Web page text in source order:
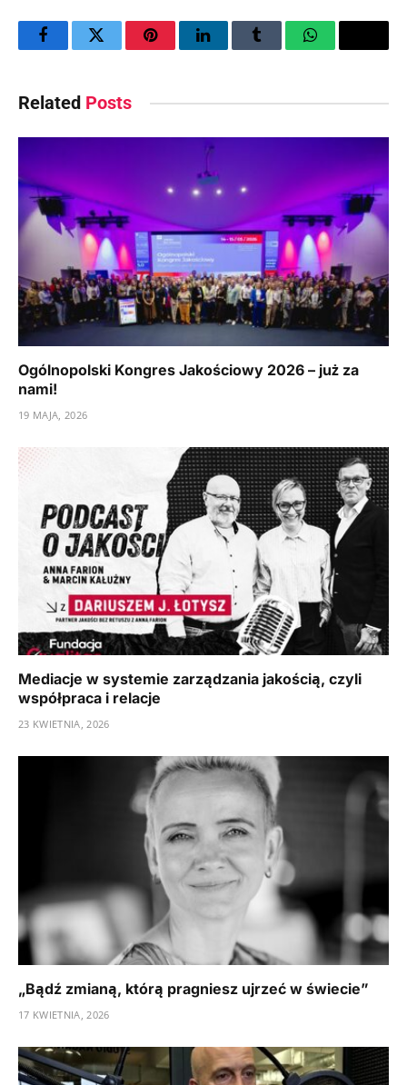
FacebookTwitter PinterestLinkedInTumblr WhatsAppEmail
Related Posts
Ogólnopolski Kongres Jakościowy 2026 – już za
nami!
19 MAJA, 2026
Mediacje w systemie zarządzania jakością, czyli
współpraca i relacje
23 KWIETNIA, 2026
„Bądź zmianą, którą pragniesz ujrzeć w świecie”
17 KWIETNIA, 2026